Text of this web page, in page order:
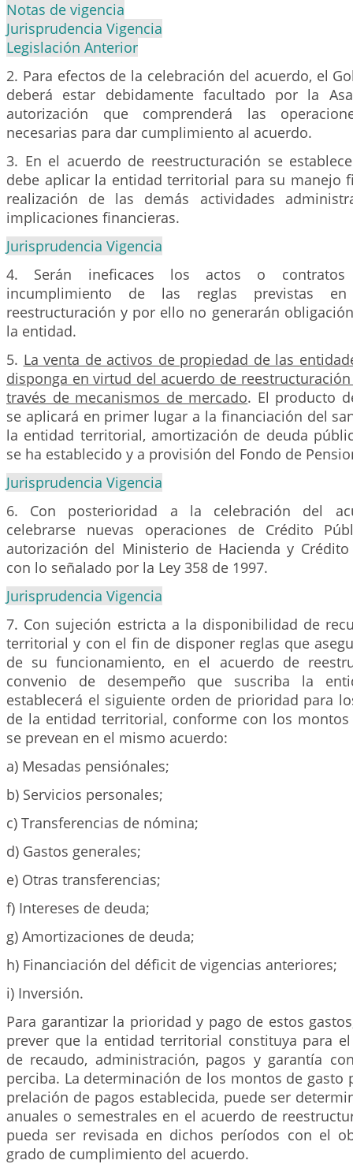
Notas de vigencia
Jurisprudencia Vigencia
Legislación Anterior
2. Para efectos de la celebración del acuerdo, el
deberá estar debidamente facultado por la
autorización que comprenderá las
necesarias para dar cumplimiento al acuerdo.
3. En el acuerdo de reestructuración se
debe aplicar la entidad territorial para su manejo
realización de las demás actividades
implicaciones financieras.
Jurisprudencia Vigencia
4. Serán ineficaces los actos o contratos
incumplimiento de las reglas previstas
reestructuración y por ello no generarán
la entidad.
5. La venta de activos de propiedad de las
disponga en virtud del acuerdo de
través de mecanismos de mercado. El producto
se aplicará en primer lugar a la financiación del
la entidad territorial, amortización de deuda
se ha establecido y a provisión del Fondo de
Jurisprudencia Vigencia
6. Con posterioridad a la celebración del
celebrarse nuevas operaciones de Crédito
autorización del Ministerio de Hacienda y
con lo señalado por la Ley 358 de 1997.
Jurisprudencia Vigencia
7. Con sujeción estricta a la disponibilidad de
territorial y con el fin de disponer reglas que
de su funcionamiento, en el acuerdo de
convenio de desempeño que suscriba la
establecerá el siguiente orden de prioridad para
de la entidad territorial, conforme con los
se prevean en el mismo acuerdo:
a) Mesadas pensiónales;
b) Servicios personales;
c) Transferencias de nómina;
d) Gastos generales;
e) Otras transferencias;
f) Intereses de deuda;
g) Amortizaciones de deuda;
h) Financiación del déficit de vigencias anteriores;
i) Inversión.
Para garantizar la prioridad y pago de estos
prever que la entidad territorial constituya para
de recaudo, administración, pagos y garantía
perciba. La determinación de los montos de gasto
prelación de pagos establecida, puede ser
anuales o semestrales en el acuerdo de
pueda ser revisada en dichos períodos con el
grado de cumplimiento del acuerdo.